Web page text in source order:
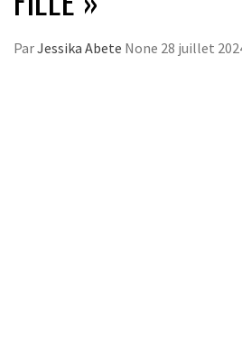
ParJessika Abete None 28 juillet